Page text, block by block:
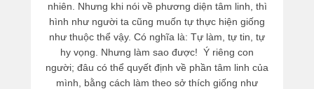
nhiên. Nhưng khi nói về phương diện tâm linh, thì
hình như người ta cũng muốn tự thực hiện giống
như thuộc thể vậy. Có nghĩa là: Tự làm, tự tin, tự
hy vọng. Nhưng làm sao được! Ý riêng con
người; đâu có thể quyết định về phần tâm linh của
mình, bằng cách làm theo sở thích giống như